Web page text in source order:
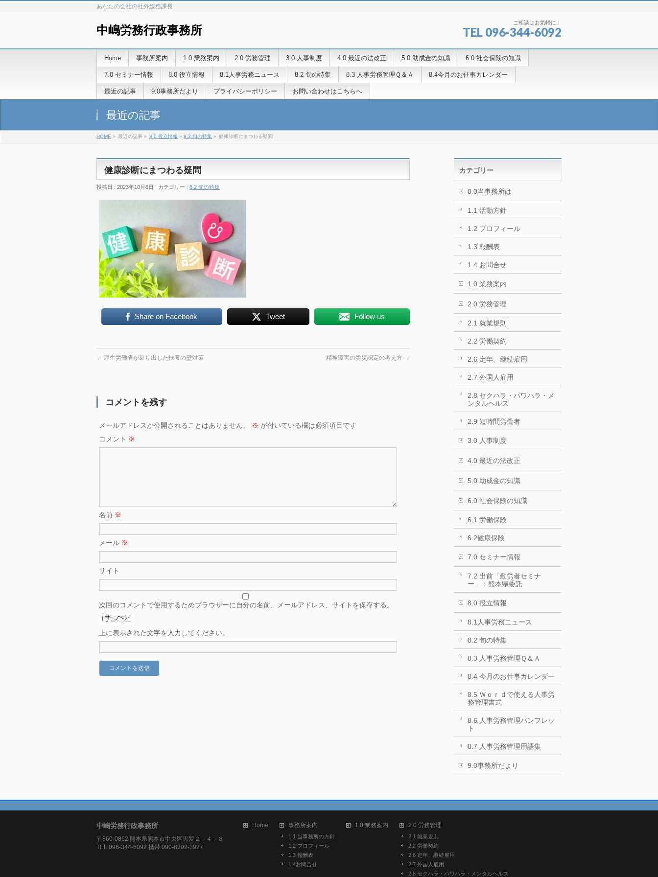
あなたの会社の社外総務課長
中嶋労務行政事務所
ご相談はお気軽に！
TEL 096-344-6092
Home 事務所案内 1.0 業務案内 2.0 労務管理 3.0 人事制度 4.0 最近の法改正 5.0 助成金の知識 6.0 社会保険の知識
7.0 セミナー情報 8.0 役立情報 8.1人事労務ニュース 8.2 旬の特集 8.3 人事労務管理Ｑ＆Ａ 8.4今月のお仕事カレンダー
最近の記事 9.0事務所だより プライバシーポリシー お問い合わせはこちらへ
最近の記事
HOME » 最近の記事 » 8.0 役立情報 » 8.2 旬の特集 » 健康診断にまつわる疑問
健康診断にまつわる疑問
投稿日 : 2023年10月6日 | カテゴリー : 8.2 旬の特集
Share on Facebook Tweet Follow us
← 厚生労働省が乗り出した扶養の壁対策 精神障害の労災認定の考え方 →
コメントを残す
メールアドレスが公開されることはありません。 ※ が付いている欄は必須項目です
コメント ※
名前 ※
メール ※
サイト
次回のコメントで使用するためブラウザーに自分の名前、メールアドレス、サイトを保存する。
上に表示された文字を入力してください。
カテゴリー
0.0当事務所は
1.1 活動方針
1.2 プロフィール
1.3 報酬表
1.4 お問合せ
1.0 業務案内
2.0 労務管理
2.1 就業規則
2.2 労働契約
2.6 定年、継続雇用
2.7 外国人雇用
2.8 セクハラ・パワハラ・メ
ンタルヘルス
2.9 短時間労働者
3.0 人事制度
4.0 最近の法改正
5.0 助成金の知識
6.0 社会保険の知識
6.1 労働保険
6.2健康保険
7.0 セミナー情報
7.2 出前「勤労者セミナ
ー」：熊本県委託
8.0 役立情報
8.1人事労務ニュース
8.2 旬の特集
8.3 人事労務管理Ｑ＆Ａ
8.4 今月のお仕事カレンダー
8.5 Ｗｏｒｄで使える人事労
務管理書式
8.6 人事労務管理パンフレッ
ト
8.7 人事労務管理用語集
9.0事務所だより
中嶋労務行政事務所
〒860-0862 熊本県熊本市中央区黒髪２－４－８
TEL:096-344-6092 携帯:090-8392-3927
Home 事務所案内
1.1 当事務所の方針
1.2 プロフィール
1.3 報酬表
1.4お問合せ
1.0 業務案内 2.0 労務管理
2.1 就業規則
2.2 労働契約
2.6 定年、継続雇用
2.7 外国人雇用
2.8 セクハラ・パワハラ・メンタルヘルス